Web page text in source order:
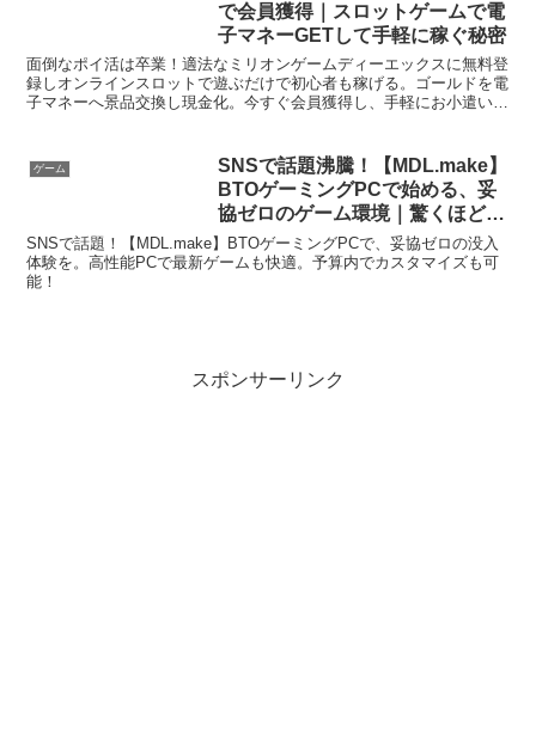
で会員獲得｜スロットゲームで電
子マネーGETして手軽に稼ぐ秘密
面倒なポイ活は卒業！適法なミリオンゲームディーエックスに無料登
録しオンラインスロットで遊ぶだけで初心者も稼げる。ゴールドを電
子マネーへ景品交換し現金化。今すぐ会員獲得し、手軽にお小遣い稼
ゲーム
SNSで話題沸騰！【MDL.make】
BTOゲーミングPCで始める、妥
協ゼロのゲーム環境｜驚くほど簡
単に最高の没入体験を！
SNSで話題！【MDL.make】BTOゲーミングPCで、妥協ゼロの没入
体験を。高性能PCで最新ゲームも快適。予算内でカスタマイズも可
能！
スポンサーリンク